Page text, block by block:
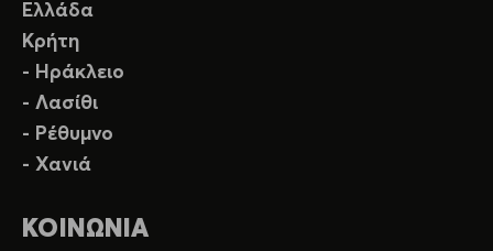
Ελλάδα
Κρήτη
- Ηράκλειο
- Λασίθι
- Ρέθυμνο
- Χανιά
ΚΟΙΝΩΝΙΑ